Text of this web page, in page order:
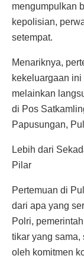
mengumpulkan
kepolisian,
setempat.
Menariknya,
kekeluargaan
melainkan
di Pos
Papusungan,
Lebih dari
Pilar
Pertemuan di
dari apa yang
Polri,
tikar yang sama,
oleh komitmen